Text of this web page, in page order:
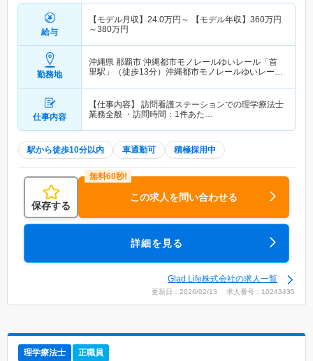
給与
【モデル月収】 24.0万円～ 【モデル年収】 360万円
～380万円
勤務地
沖縄県 那覇市 沖縄都市モノレールゆいレール「首
里駅」（徒歩13分）沖縄都市モノレールゆいレール
仕事内容
【仕事内容】 訪問看護ステーションでの理学療法士
業務全般 ・訪問時間：1件あた…
駅から徒歩10分以内 車通勤可 積極採用中
保存する
この求人を問い合わせる
詳細を見る
Glad Life株式会社の求人一覧
更新日：2026/02/13 求人番号：10243435
理学療法士 正職員